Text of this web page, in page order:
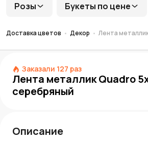
Розы Букеты по цене
Доставка цветов Декор Лента
Заказали 127 раз
Лента металлик Quadro
серебряный
Описание